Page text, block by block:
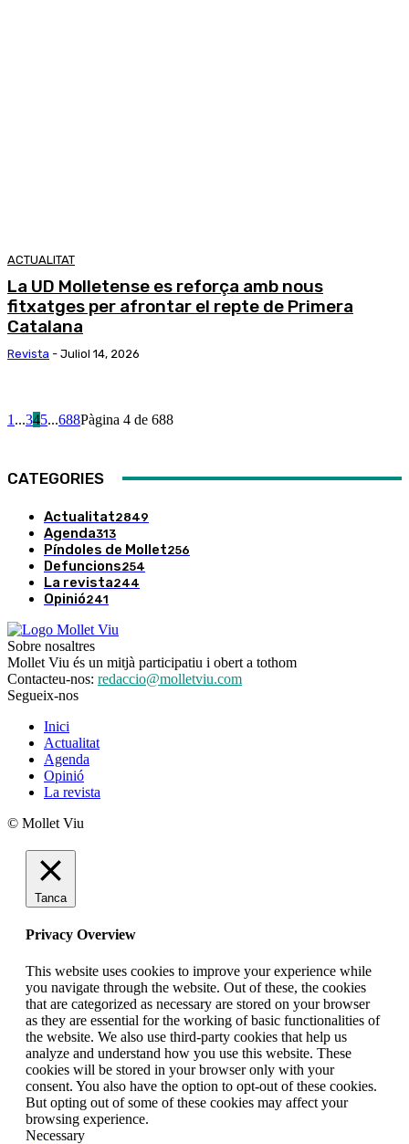
ACTUALITAT
La UD Molletense es reforça amb nous
fitxatges per afrontar el repte de Primera
Catalana
Revista - Juliol 14, 2026
1 ...345...688Pàgina 4 de 688
CATEGORIES
Actualitat2849
Agenda313
Píndoles de Mollet256
Defuncions254
La revista244
Opinió241
Sobre nosaltres
Mollet Viu és un mitjà participatiu i obert a tothom
Contacteu-nos: redaccio@molletviu.com
Segueix-nos
Inici
Actualitat
Agenda
Opinió
La revista
© Mollet Viu
Tanca
Privacy Overview
This website uses cookies to improve your experience while
you navigate through the website. Out of these, the cookies
that are categorized as necessary are stored on your browser
as they are essential for the working of basic functionalities of
the website. We also use third-party cookies that help us
analyze and understand how you use this website. These
cookies will be stored in your browser only with your
consent. You also have the option to opt-out of these cookies.
But opting out of some of these cookies may affect your
browsing experience.
Necessary